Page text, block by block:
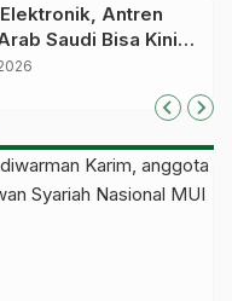
Antren
Saudi Bisa Kini